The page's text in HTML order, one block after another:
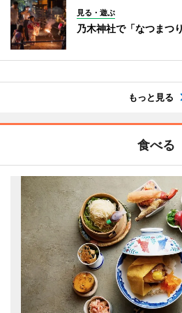
見る・遊ぶ
乃木神社で「なつま
もっと見る
食べる